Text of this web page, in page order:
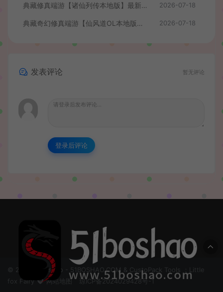
典藏修真端游【诸仙列传本地版】最新整理Win系服务端+PC客户端+GM工具+详细搭建教程 2026-07-18
典藏奇幻修真端游【仙风道OL本地版】最新整理Win系服务端+PC客户端+GM工具+详细搭建教程 2026-07-18
发表评论 暂无评论
登录后评论
© 2024 51boshao - 51BOSHAO.COM & CustoPack Tools ：Little
fox Fairy
网站地图 琼ICP备2024029428号-1